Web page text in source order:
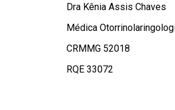
Dra Kênia Assis Chaves
Médica
CRMMG 52018
RQE 33072